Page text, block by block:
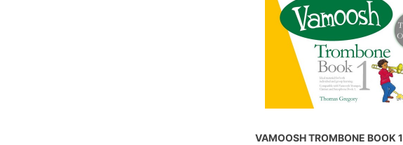
VAMOOSH TROMBONE BOOK 1